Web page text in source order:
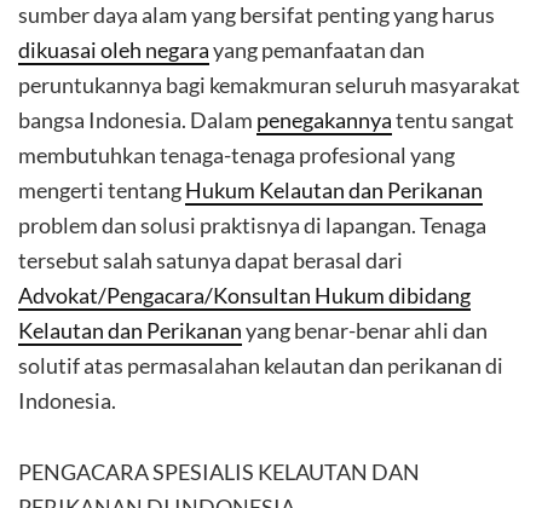
sumber daya alam yang bersifat penting yang harus
dikuasai oleh negarayang pemanfaatan dan
peruntukannya bagi kemakmuran seluruh masyarakat
bangsa Indonesia. Dalam penegakannyatentu sangat
membutuhkan tenaga-tenaga profesional yang
mengerti tentangHukum Kelautan dan Perikanan
problem dan solusi praktisnya di lapangan. Tenaga
tersebut salah satunya dapat berasal dari
Advokat/Pengacara/Konsultan Hukum dibidang
Kelautan dan Perikananyang benar-benar ahli dan
solutif atas permasalahan kelautan dan perikanan di
Indonesia.
PENGACARA SPESIALIS KELAUTAN DAN